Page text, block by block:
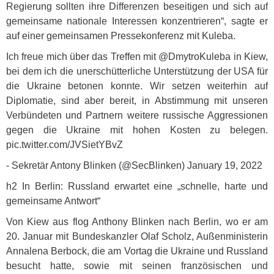
Regierung sollten ihre Differenzen beseitigen und sich auf
gemeinsame nationale Interessen konzentrieren“, sagte er
auf einer gemeinsamen Pressekonferenz mit Kuleba.
Ich freue mich über das Treffen mit @DmytroKuleba in Kiew,
bei dem ich die unerschütterliche Unterstützung der USA für
die Ukraine betonen konnte. Wir setzen weiterhin auf
Diplomatie, sind aber bereit, in Abstimmung mit unseren
Verbündeten und Partnern weitere russische Aggressionen
gegen die Ukraine mit hohen Kosten zu belegen.
pic.twitter.com/JVSietYBvZ
- Sekretär Antony Blinken (@SecBlinken) January 19, 2022
h2 In Berlin: Russland erwartet eine „schnelle, harte und
gemeinsame Antwort“
Von Kiew aus flog Anthony Blinken nach Berlin, wo er am
20. Januar mit Bundeskanzler Olaf Scholz, Außenministerin
Annalena Berbock, die am Vortag die Ukraine und Russland
besucht hatte, sowie mit seinen französischen und